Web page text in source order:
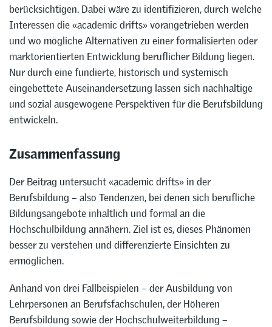
berücksichtigen. Dabei wäre zu identifizieren, durch welche
Interessen die «academic drifts» vorangetrieben werden
und wo mögliche Alternativen zu einer formalisierten oder
marktorientierten Entwicklung beruflicher Bildung liegen.
Nur durch eine fundierte, historisch und systemisch
eingebettete Auseinandersetzung lassen sich nachhaltige
und sozial ausgewogene Perspektiven für die Berufsbildung
entwickeln.
Zusammenfassung
Der Beitrag untersucht «academic drifts» in der
Berufsbildung – also Tendenzen, bei denen sich berufliche
Bildungsangebote inhaltlich und formal an die
Hochschulbildung annähern. Ziel ist es, dieses Phänomen
besser zu verstehen und differenzierte Einsichten zu
ermöglichen.
Anhand von drei Fallbeispielen – der Ausbildung von
Lehrpersonen an Berufsfachschulen, der Höheren
Berufsbildung sowie der Hochschulweiterbildung –